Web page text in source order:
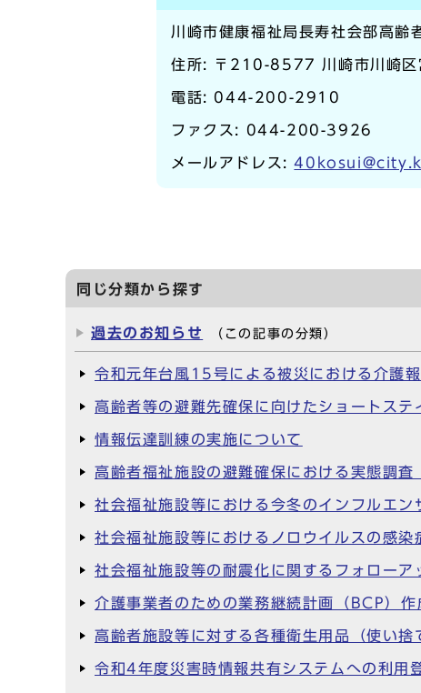
川崎市健康福祉局長寿社会部高齢
住所: 〒210-8577 川崎市川崎区
電話: 044-200-2910
ファクス: 044-200-3926
メールアドレス:
同じ分類から探す
過去のお知らせ （この記事の分類）
令和元年台風15号による被災における介護
高齢者等の避難先確保に向けたショートステ
情報伝達訓練の実施について
高齢者福祉施設の避難確保における実態調査
社会福祉施設等における今冬のインフルエン
社会福祉施設等におけるノロウイルスの感染
社会福祉施設等の耐震化に関するフォローア
介護事業者のための業務継続計画（BCP）
高齢者施設等に対する各種衛生用品（使い
令和4年度災害時情報共有システムへの利用